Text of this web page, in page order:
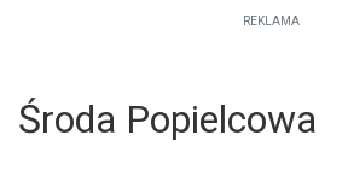
REKLAMA
Środa Popielcowa